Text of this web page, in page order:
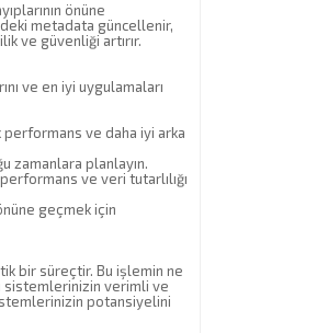
önüne
metadata güncellenir,
ve güvenliği artırır.
ve en iyi uygulamaları
performans ve daha iyi arka
zamanlara planlayın.
ve veri tutarlılığı
geçmek için
bir süreçtir. Bu işlemin ne
sistemlerinizin verimli ve
potansiyelini